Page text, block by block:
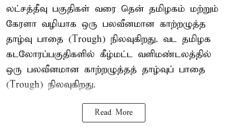
லட்சத்தீவு பகுதிகள் வரை தென் தமிழகம் மற்றும்
கேரளா வழியாக ஒரு பலவீனமான காற்றழுத்த
தாழ்வு பாதை (Trough) நிலவுகிறது. வட தமிழக
கடலோரப்பகுதிகளில் கீழ்மட்ட வளிமண்டலத்தில்
ஒரு பலவீனமான காற்றழுத்தத் தாழ்வுப் பாதை
(Trough) நிலவுகிறது.
Read More